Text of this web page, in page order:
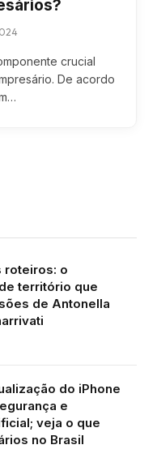
crucial
De acordo
roteiros: o
território que
de Antonella
do iPhone
e
veja o que
no Brasil